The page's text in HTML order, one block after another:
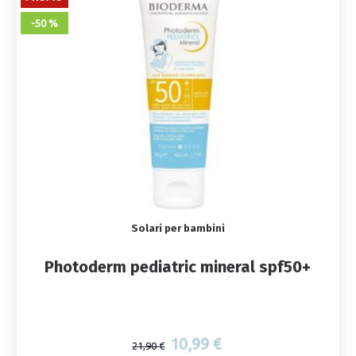
-50 %
Solari per bambini
Photoderm pediatric mineral spf50+
21,90 € 10,99 €